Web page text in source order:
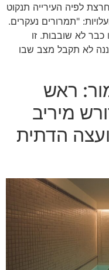
לפיה העירייה תנקוט
"תמרורים נעקרים.
כבר לא שובבות. זו
לא תקבל מצב שבו
ראש
מיריב
הדתית